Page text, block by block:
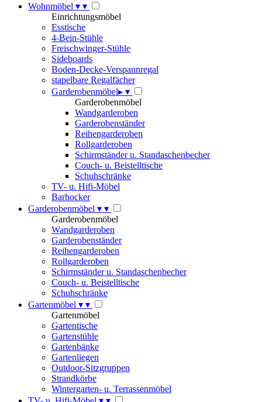
Wohnmöbel ▾ ▾
Einrichtungsmöbel
Esstische
4-Bein-Stühle
Freischwinger-Stühle
Sideboards
Boden-Decke-Verspannregal
stapelbare Regalfächer
Garderobenmöbel▸ ▾
Garderobenmöbel
Wandgarderoben
Garderobenständer
Reihengarderoben
Rollgarderoben
Schirmständer u. Standaschenbecher
Couch- u. Beistelltische
Schuhschränke
TV- u. Hifi-Möbel
Barhocker
Garderobenmöbel ▾ ▾
Garderobenmöbel
Wandgarderoben
Garderobenständer
Reihengarderoben
Rollgarderoben
Schirmständer u. Standaschenbecher
Couch- u. Beistelltische
Schuhschränke
Gartenmöbel ▾ ▾
Gartenmöbel
Gartentische
Gartenstühle
Gartenbänke
Gartenliegen
Outdoor-Sitzgruppen
Strandkörbe
Wintergarten- u. Terrassenmöbel